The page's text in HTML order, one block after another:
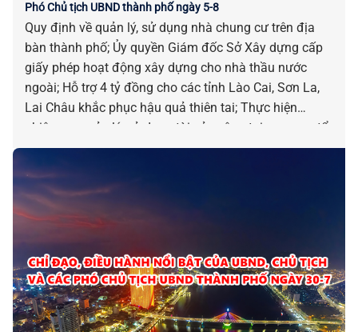
Phó Chủ tịch UBND thành phố ngày 5-8
Quy định về quản lý, sử dụng nhà chung cư trên địa
bàn thành phố; Ủy quyền Giám đốc Sở Xây dựng cấp
giấy phép hoạt động xây dựng cho nhà thầu nước
ngoài; Hỗ trợ 4 tỷ đồng cho các tỉnh Lào Cai, Sơn La,
Lai Châu khắc phục hậu quả thiên tai; Thực hiện
nhiệm vụ quản lý, sử dụng tài sản công tại cơ quan, tổ
chức, đơn vị; Danh mục 04 quy trình nội bộ giải quyết
thủ tục hành chính lĩnh vực Phát thanh truyền hình và
thông tin điện tử…là những chỉ đạo điều hành nổi bật
của UBND, Chủ tịch và các Phó Chủ tịch UBND thành
phố ngày 05-8.